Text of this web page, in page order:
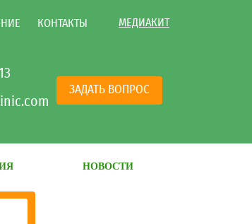
КОНТАКТЫ МЕДИАКИТ
ЗАДАТЬ ВОПРОС
НОВОСТИ